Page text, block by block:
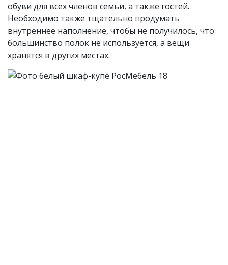
обуви для всех членов семьи, а также гостей.
Необходимо также тщательно продумать
внутреннее наполнение, чтобы не получилось, что
большинство полок не используется, а вещи
хранятся в других местах.